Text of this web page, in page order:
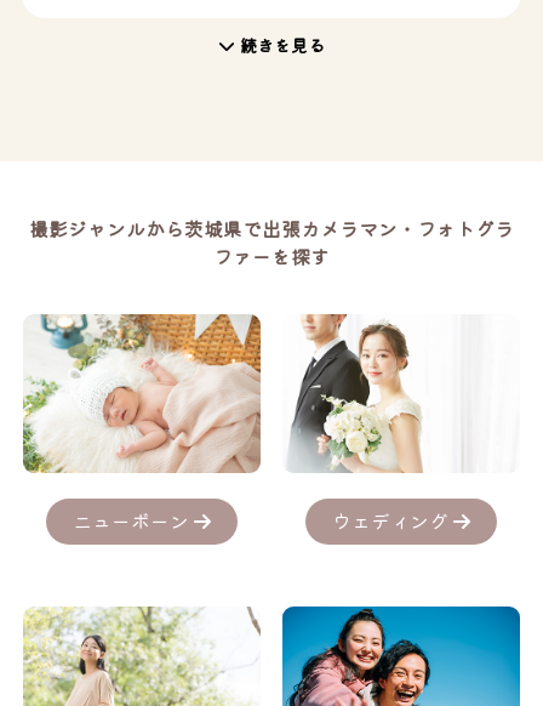
続きを見る
撮影ジャンルから茨城県で出張カメラマン・フォトグラ
ファーを探す
ニューボーン ウェディング